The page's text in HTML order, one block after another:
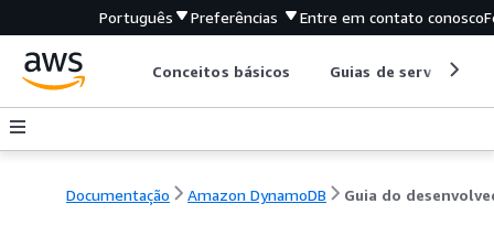
Português Preferências Entre em contato conosco
Conceitos básicos Guias de serviço
Documentação Amazon DynamoDB